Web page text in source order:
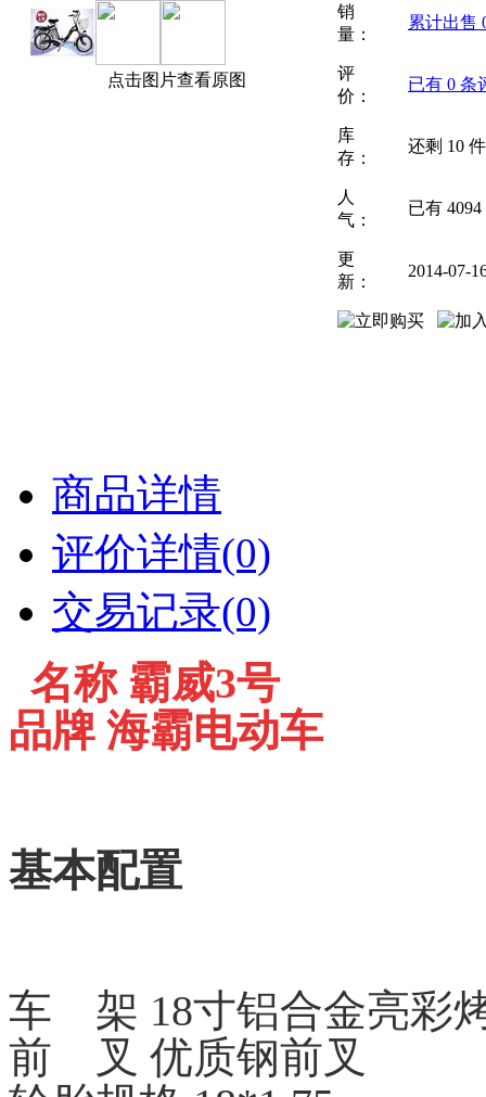
点击图片查看原图
销
量：
累计出售
评
价：
已有 0 条
库
存：
还剩 10 件
人
气：
已有 4094
更
新：
2014-07-
商品详情
评价详情(0)
交易记录(0)
名称 霸威3号
品牌 海霸电动车
基本配置
车 架 18寸铝合金亮彩
前 叉 优质钢前叉